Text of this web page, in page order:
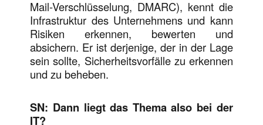
Mail-Verschlüsselung, DMARC), kennt die
Infrastruktur des Unternehmens und kann
Risiken erkennen, bewerten und
absichern. Er ist derjenige, der in der Lage
sein sollte, Sicherheitsvorfälle zu erkennen
und zu beheben.
SN: Dann liegt das Thema also bei der
IT?